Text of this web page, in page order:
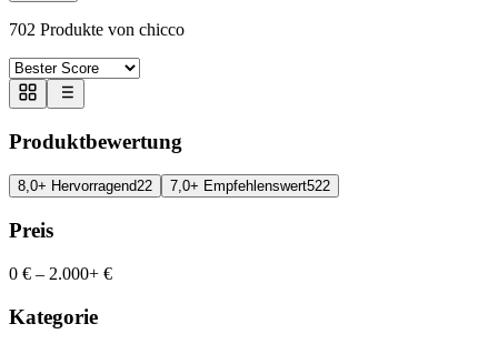
702 Produkte von chicco
Produktbewertung
8,0+ Hervorragend22 7,0+ Empfehlenswert522
Preis
0 € – 2.000+ €
Kategorie